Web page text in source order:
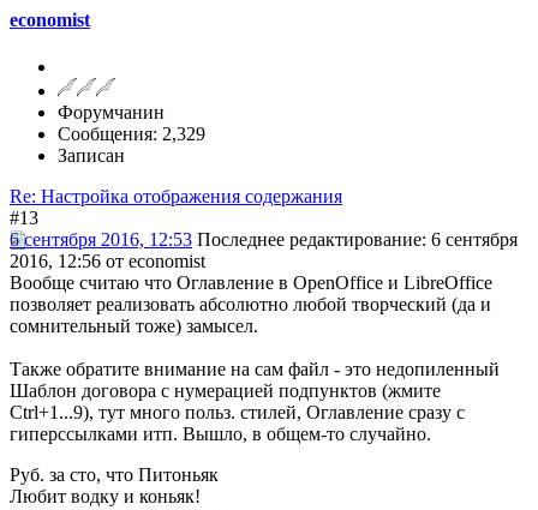
economist
Форумчанин
Сообщения: 2,329
Записан
Re: Настройка отображения содержания
#13
6 сентября 2016, 12:53 Последнее редактирование: 6 сентября
2016, 12:56 от economist
Вообще считаю что Оглавление в OpenOffice и LibreOffice
позволяет реализовать абсолютно любой творческий (да и
сомнительный тоже) замысел.
Также обратите внимание на сам файл - это недопиленный
Шаблон договора с нумерацией подпунктов (жмите
Ctrl+1...9), тут много польз. стилей, Оглавление сразу с
гиперссылками итп. Вышло, в общем-то случайно.
Руб. за сто, что Питоньяк
Любит водку и коньяк!